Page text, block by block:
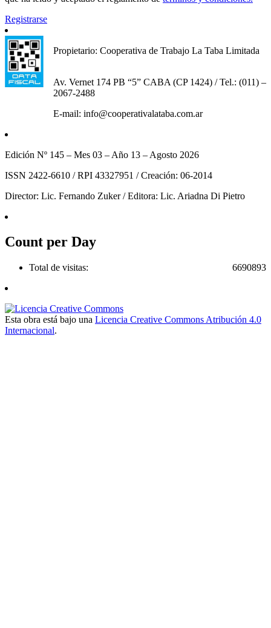
Registrarse
Propietario: Cooperativa de Trabajo La Taba Limitada
Av. Vernet 174 PB “5” CABA (CP 1424) / Tel.: (011) –
2067-2488
E-mail: info@cooperativalataba.com.ar
Edición Nº 145 – Mes 03 – Año 13 – Agosto 2026
ISSN 2422-6610 / RPI 43327951 / Creación: 06-2014
Director: Lic. Fernando Zuker / Editora: Lic. Ariadna Di Pietro
Count per Day
6690893
Total de visitas:
Esta obra está bajo una Licencia Creative Commons Atribución 4.0
Internacional.